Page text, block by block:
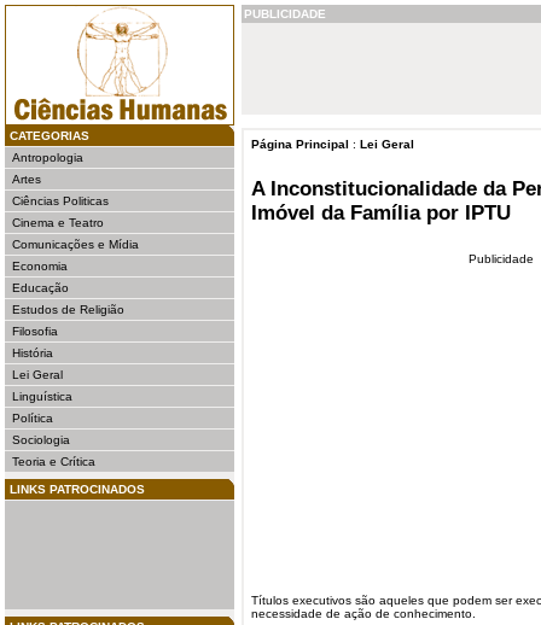
CATEGORIAS
Antropologia
Artes
Ciências Politicas
Cinema e Teatro
Comunicações e Mídia
Economia
Educação
Estudos de Religião
Filosofia
História
Lei Geral
Linguística
Política
Sociologia
Teoria e Crítica
LINKS PATROCINADOS
PUBLICIDADE
Página Principal : Lei Geral
A Inconstitucionalidade da
Imóvel da Família por IPTU
Publicidade
Títulos executivos são aqueles que podem ser
necessidade de ação de conhecimento.